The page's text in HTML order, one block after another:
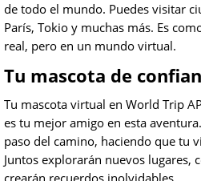
de todo el mundo. Puedes visitar
París, Tokio y muchas más. Es
real, pero en un mundo virtual.
Tu mascota de
Tu mascota virtual en World Trip
es tu mejor amigo en esta
paso del camino, haciendo que tu
Juntos explorarán nuevos lugares,